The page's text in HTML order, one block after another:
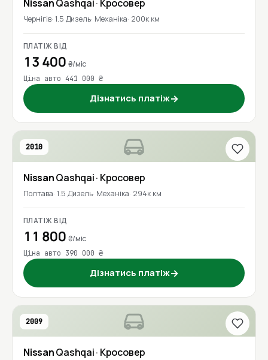
NissanQashqai· Кросовер
Чернігів 1.5 Дизель Механіка 200к км
ПЛАТІЖ ВІД
13 400 ₴/міс
Ціна авто 441 000 ₴
Дізнатись платіж→
2010
NissanQashqai· Кросовер
Полтава 1.5 Дизель Механіка 294к км
ПЛАТІЖ ВІД
11 800 ₴/міс
Ціна авто 390 000 ₴
Дізнатись платіж→
2009
NissanQashqai· Кросовер